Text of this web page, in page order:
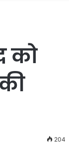
को
204